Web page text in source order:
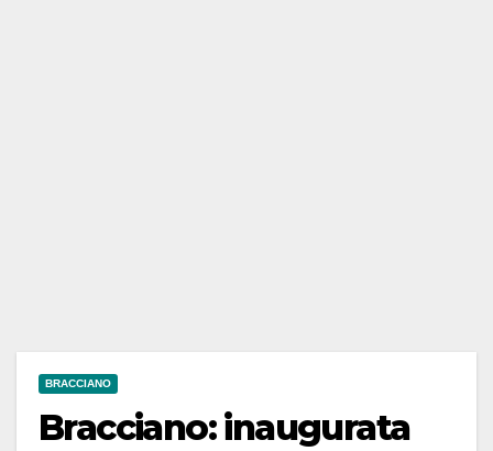
BRACCIANO
Bracciano: inaugurata